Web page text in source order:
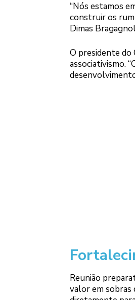
“Nós estamos
construir os
Dimas
O presidente do
associativismo.
Reunião
valor em sobras